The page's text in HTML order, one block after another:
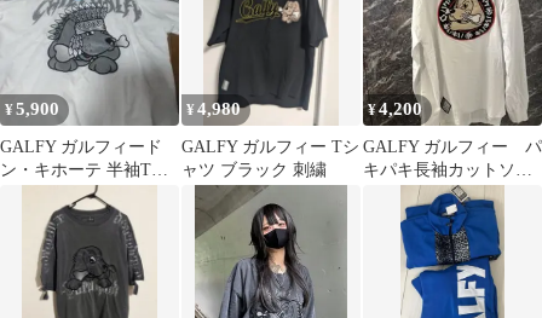
¥5,900
GALFY ガルフィード
ン・キホーテ 半袖Tシ
ャツ 大型犬部族長L イ
ンディアン
¥4,980
GALFY ガルフィー Tシ
ャツ ブラック 刺繍
¥4,200
GALFY ガルフィー パ
キパキ長袖カットソー
ホワイト 中型犬